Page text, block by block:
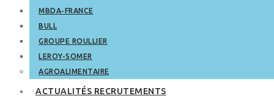
MBDA-FRANCE
BULL
GROUPE ROULLIER
LEROY-SOMER
AGROALIMENTAIRE
ACTUALITÉS RECRUTEMENTS